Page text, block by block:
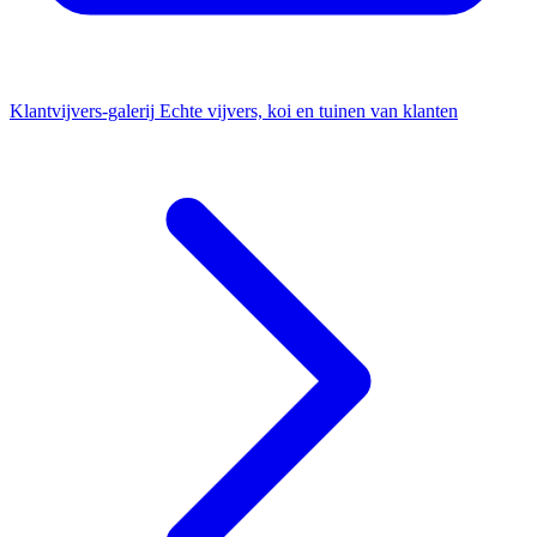
Klantvijvers-galerij Echte vijvers, koi en tuinen van klanten